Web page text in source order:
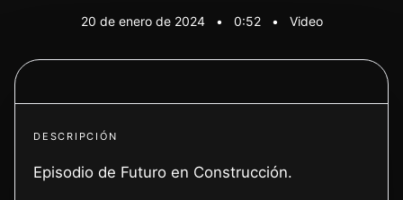
20 de enero de 2024 • 0:52 • Video
DESCRIPCIÓN
Episodio de Futuro en Construcción.